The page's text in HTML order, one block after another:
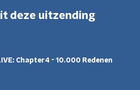
deze uitzending
Chapter4 - 10.000 Redenen